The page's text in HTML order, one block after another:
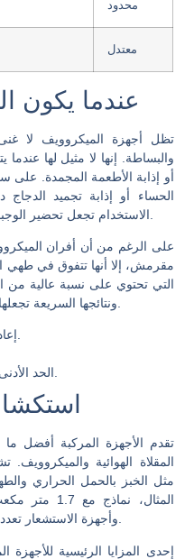
محدود
معتدل
عندما يكون
تظل أجهزة الميكروويف لا
والبساطة. إنها لا مثيل لها عندما
أو إذابة الأطعمة المجمدة.
الحساء أو إذابة تجميد
على الرغم من أن أفران
مقرمش، إلا أنها تتفوق في طهي
التي تحتوي على نسبة عالية من
إعادة تسخين سريعة لبقايا الطعام.
الحد الأدنى من الجهد لإعداد وجبة بسيطة.
تقدم الأجهزة المركبة أفضل
المقلاة الهوائية
مثل الخبز بالحمل الحراري
المثال،
وأجهزة الاستشعار تعدد الاستخدامات مع توفير مساحة العداد.
إحدى المزايا الرئيسية